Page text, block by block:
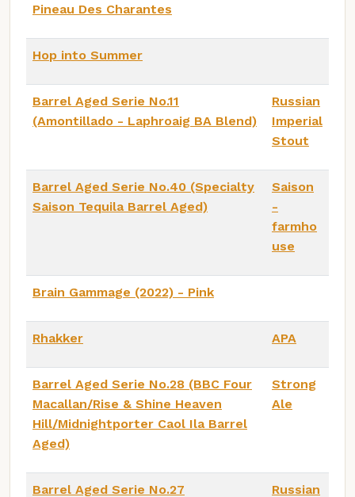
Pineau Des Charantes
Hop into Summer
Barrel Aged Serie No.11
(Amontillado - Laphroaig BA Blend)
Russian
Imperial
Stout
Barrel Aged Serie No.40 (Specialty
Saison Tequila Barrel Aged)
Saison
-
farmho
use
Brain Gammage (2022) - Pink
Rhakker APA
Barrel Aged Serie No.28 (BBC Four
Macallan/Rise & Shine Heaven
Hill/Midnightporter Caol Ila Barrel
Aged)
Strong
Ale
Barrel Aged Serie No.27 Russian